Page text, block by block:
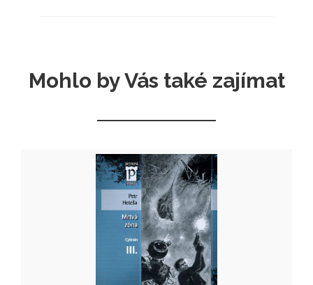
Mohlo by Vás také zajímat